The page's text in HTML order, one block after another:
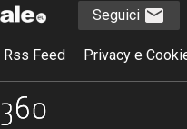
Seguici
Rss Feed Privacy e